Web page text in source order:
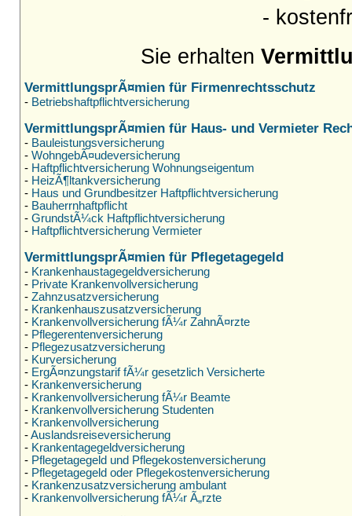
-
Sie erhalten
VermittlungsprÃ¤mien für Firmenrechtsschutz
- Betriebshaftpflichtversicherung
VermittlungsprÃ¤mien für Haus- und Vermieter
- Bauleistungsversicherung
- WohngebÃ¤udeversicherung
- Haftpflichtversicherung Wohnungseigentum
- HeizÃ¶ltankversicherung
- Haus und Grundbesitzer Haftpflichtversicherung
- Bauherrnhaftpflicht
- GrundstÃ¼ck Haftpflichtversicherung
- Haftpflichtversicherung Vermieter
VermittlungsprÃ¤mien für Pflegetagegeld
- Krankenhaustagegeldversicherung
- Private Krankenvollversicherung
- Zahnzusatzversicherung
- Krankenhauszusatzversicherung
- Krankenvollversicherung fÃ¼r ZahnÃ¤rzte
- Pflegerentenversicherung
- Pflegezusatzversicherung
- Kurversicherung
- ErgÃ¤nzungstarif fÃ¼r gesetzlich Versicherte
- Krankenversicherung
- Krankenvollversicherung fÃ¼r Beamte
- Krankenvollversicherung Studenten
- Krankenvollversicherung
-Auslandsreiseversicherung
- Krankentagegeldversicherung
- Pflegetagegeld und Pflegekostenversicherung
- Pflegetagegeld oder Pflegekostenversicherung
- Krankenzusatzversicherung ambulant
- Krankenvollversicherung fÃ¼r Ã„rzte